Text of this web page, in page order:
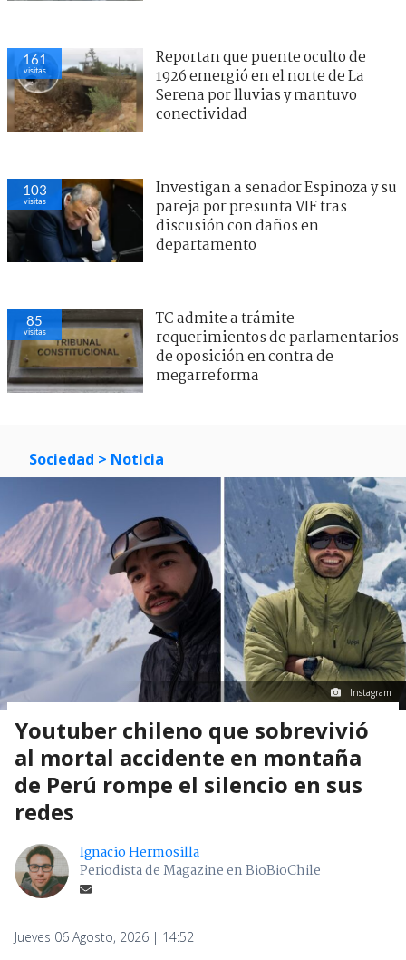
162
visitas
Reportan que puente oculto de
1926 emergió en el norte de La
Serena por lluvias y mantuvo
conectividad
103
visitas
Investigan a senador Espinoza y su
pareja por presunta VIF tras
discusión con daños en
departamento
86
visitas
TC admite a trámite
requerimientos de parlamentarios
de oposición en contra de
megarreforma
Sociedad > Noticia
Instagram
Youtuber chileno que sobrevivió
al mortal accidente en montaña
de Perú rompe el silencio en sus
redes
Ignacio Hermosilla
Periodista de Magazine en BioBioChile
Jueves 06 Agosto, 2026 | 14:52